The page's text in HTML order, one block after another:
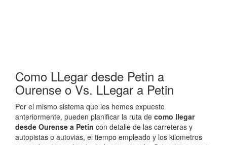
Como LLegar desde Petin a
Ourense o Vs. LLegar a Petin
Por el mismo sistema que les hemos expuesto
anteriormente, pueden planificar la ruta de como llegar
desde Ourense a Petin con detalle de las carreteras y
autopistas o autovias, el tiempo empleado y los kilometros